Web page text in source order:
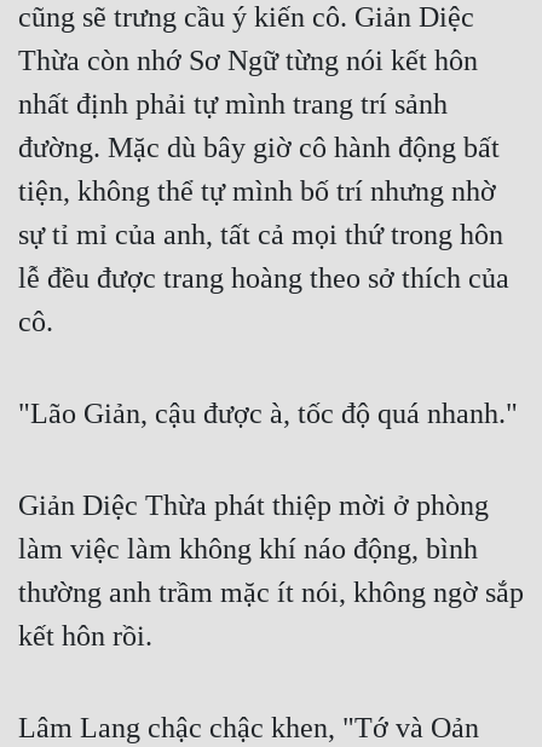
cũng sẽ trưng cầu ý kiến cô. Giản Diệc
Thừa còn nhớ Sơ Ngữ từng nói kết hôn
nhất định phải tự mình trang trí sảnh
đường. Mặc dù bây giờ cô hành động bất
tiện, không thể tự mình bố trí nhưng nhờ
sự tỉ mỉ của anh, tất cả mọi thứ trong hôn
lễ đều được trang hoàng theo sở thích của
cô.
"Lão Giản, cậu được à, tốc độ quá nhanh."
Giản Diệc Thừa phát thiệp mời ở phòng
làm việc làm không khí náo động, bình
thường anh trầm mặc ít nói, không ngờ sắp
kết hôn rồi.
Lâm Lang chậc chậc khen, "Tớ và Oản